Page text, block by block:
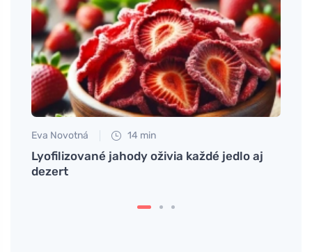
Eva Novotná 14 min
Lyofilizované jahody oživia každé jedlo aj
dezert